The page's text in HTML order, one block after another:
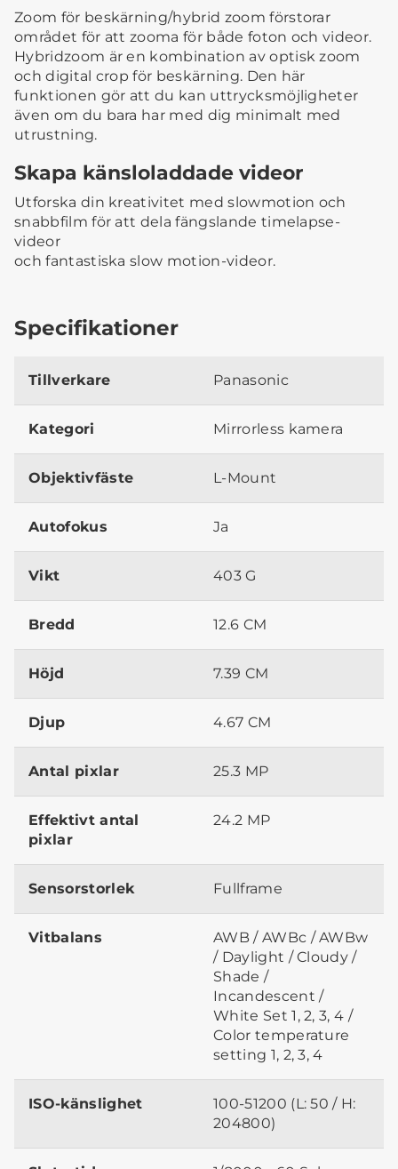
Zoom för beskärning/hybrid zoom förstorar
området för att zooma för både foton och videor.
Hybridzoom är en kombination av optisk zoom
och digital crop för beskärning. Den här
funktionen gör att du kan uttrycksmöjligheter
även om du bara har med dig minimalt med
utrustning.
Skapa känsloladdade videor
Utforska din kreativitet med slowmotion och
snabbfilm för att dela fängslande timelapse-
videor
och fantastiska slow motion-videor.
Specifikationer
Tillverkare Panasonic
Kategori Mirrorless kamera
Objektivfäste L-Mount
Autofokus Ja
Vikt 403 G
Bredd 12.6 CM
Höjd 7.39 CM
Djup 4.67 CM
Antal pixlar 25.3 MP
Effektivt antal
pixlar
24.2 MP
Sensorstorlek Fullframe
Vitbalans
AWB / AWBc / AWBw
/ Daylight / Cloudy /
Shade /
Incandescent /
White Set 1, 2, 3, 4 /
Color temperature
setting 1, 2, 3, 4
ISO-känslighet
100-51200 (L: 50 / H:
204800)